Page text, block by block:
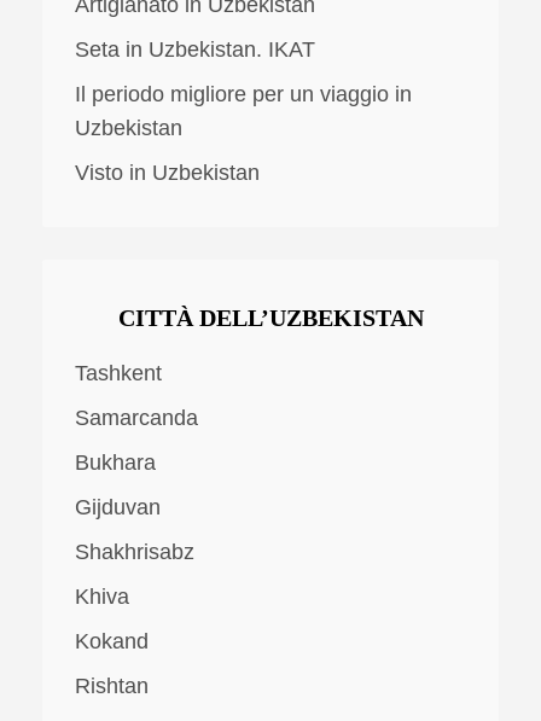
Seta in Uzbekistan. IKAT
Il periodo migliore per un viaggio in
Uzbekistan
Visto in Uzbekistan
CITTÀ DELL’UZBEKISTAN
Tashkent
Samarcanda
Bukhara
Gijduvan
Shakhrisabz
Khiva
Kokand
Rishtan